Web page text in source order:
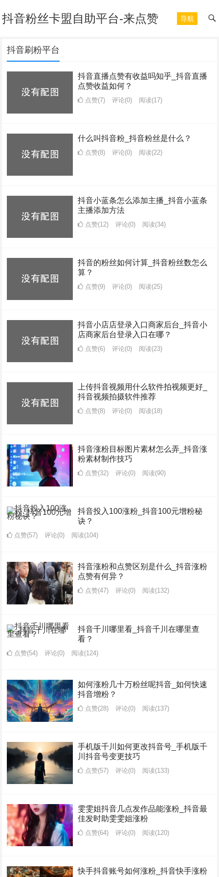
抖音粉丝卡盟自助平台-来点赞 导航
抖音刷粉平台
抖音直播点赞有收益吗知乎_抖音直播
点赞收益如何？
点赞(7) 评论(0) 阅读(17)
什么叫抖音粉_抖音粉丝是什么？
点赞(8) 评论(0) 阅读(22)
抖音小蓝条怎么添加主播_抖音小蓝条
主播添加方法
点赞(12) 评论(0) 阅读(34)
抖音的粉丝如何计算_抖音粉丝数怎么
算？
点赞(9) 评论(0) 阅读(25)
抖音小店店登录入口商家后台_抖音小
店商家后台登录入口在哪？
点赞(6) 评论(0) 阅读(23)
上传抖音视频用什么软件拍视频更好_
抖音视频拍摄软件推荐
点赞(8) 评论(0) 阅读(18)
抖音涨粉目标图片素材怎么弄_抖音涨
粉素材制作技巧
点赞(32) 评论(0) 阅读(90)
抖音投入100涨粉_抖音100元增粉秘
诀？
点赞(57) 评论(0) 阅读(104)
抖音涨粉和点赞区别是什么_抖音涨粉
点赞有何异？
点赞(47) 评论(0) 阅读(132)
抖音千川哪里看_抖音千川在哪里查
看？
点赞(54) 评论(0) 阅读(124)
如何涨粉几十万粉丝呢抖音_如何快速
抖音增粉？
点赞(28) 评论(0) 阅读(137)
手机版千川如何更改抖音号_手机版千
川抖音号变更技巧
点赞(57) 评论(0) 阅读(133)
雯雯姐抖音几点发作品能涨粉_抖音最
佳发时助雯雯姐涨粉
点赞(64) 评论(0) 阅读(120)
快手抖音账号如何涨粉_抖音快手涨粉